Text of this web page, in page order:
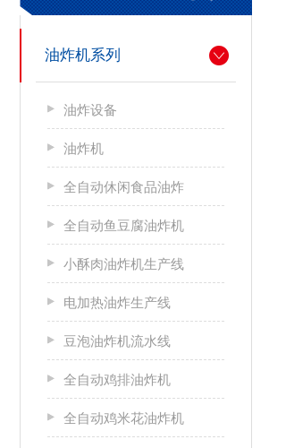
油炸机系列
油炸设备
油炸机
全自动休闲食品油炸
全自动鱼豆腐油炸机
小酥肉油炸机生产线
电加热油炸生产线
豆泡油炸机流水线
全自动鸡排油炸机
全自动鸡米花油炸机